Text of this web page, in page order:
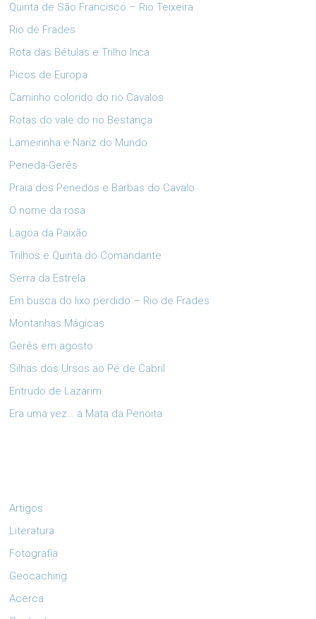
Quinta de São Francisco – Rio Teixeira
Rio de Frades
Rota das Bétulas e Trilho Inca
Picos de Europa
Caminho colorido do rio Cavalos
Rotas do vale do rio Bestança
Lameirinha e Nariz do Mundo
Peneda-Gerês
Praia dos Penedos e Barbas do Cavalo
O nome da rosa
Lagoa da Paixão
Trilhos e Quinta do Comandante
Serra da Estrela
Em busca do lixo perdido – Rio de Frades
Montanhas Mágicas
Gerês em agosto
Silhas dos Ursos ao Pé de Cabril
Entrudo de Lazarim
Era uma vez… a Mata da Penoita
Artigos
Literatura
Fotografia
Geocaching
Acerca